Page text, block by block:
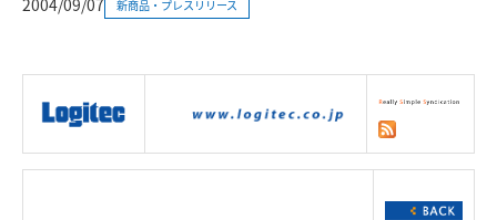
2004/09/07 新商品・プレスリリース